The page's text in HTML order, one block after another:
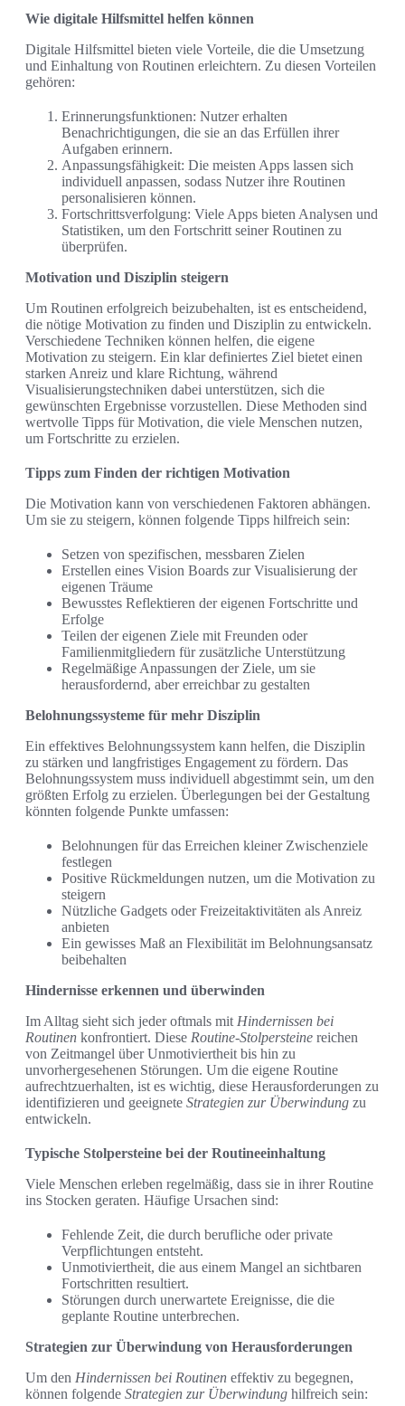
Wie digitale Hilfsmittel helfen können
Digitale Hilfsmittel bieten viele Vorteile, die die Umsetzung
und Einhaltung von Routinen erleichtern. Zu diesen Vorteilen
gehören:
Erinnerungsfunktionen: Nutzer erhalten
Benachrichtigungen, die sie an das Erfüllen ihrer
Aufgaben erinnern.
Anpassungsfähigkeit: Die meisten Apps lassen sich
individuell anpassen, sodass Nutzer ihre Routinen
personalisieren können.
Fortschrittsverfolgung: Viele Apps bieten Analysen und
Statistiken, um den Fortschritt seiner Routinen zu
überprüfen.
Motivation und Disziplin steigern
Um Routinen erfolgreich beizubehalten, ist es entscheidend,
die nötige Motivation zu finden und Disziplin zu entwickeln.
Verschiedene Techniken können helfen, die eigene
Motivation zu steigern. Ein klar definiertes Ziel bietet einen
starken Anreiz und klare Richtung, während
Visualisierungstechniken dabei unterstützen, sich die
gewünschten Ergebnisse vorzustellen. Diese Methoden sind
wertvolle Tipps für Motivation, die viele Menschen nutzen,
um Fortschritte zu erzielen.
Tipps zum Finden der richtigen Motivation
Die Motivation kann von verschiedenen Faktoren abhängen.
Um sie zu steigern, können folgende Tipps hilfreich sein:
Setzen von spezifischen, messbaren Zielen
Erstellen eines Vision Boards zur Visualisierung der
eigenen Träume
Bewusstes Reflektieren der eigenen Fortschritte und
Erfolge
Teilen der eigenen Ziele mit Freunden oder
Familienmitgliedern für zusätzliche Unterstützung
Regelmäßige Anpassungen der Ziele, um sie
herausfordernd, aber erreichbar zu gestalten
Belohnungssysteme für mehr Disziplin
Ein effektives Belohnungssystem kann helfen, die Disziplin
zu stärken und langfristiges Engagement zu fördern. Das
Belohnungssystem muss individuell abgestimmt sein, um den
größten Erfolg zu erzielen. Überlegungen bei der Gestaltung
könnten folgende Punkte umfassen:
Belohnungen für das Erreichen kleiner Zwischenziele
festlegen
Positive Rückmeldungen nutzen, um die Motivation zu
steigern
Nützliche Gadgets oder Freizeitaktivitäten als Anreiz
anbieten
Ein gewisses Maß an Flexibilität im Belohnungsansatz
beibehalten
Hindernisse erkennen und überwinden
Im Alltag sieht sich jeder oftmals mit Hindernissen bei
Routinen konfrontiert. Diese Routine-Stolpersteine reichen
von Zeitmangel über Unmotiviertheit bis hin zu
unvorhergesehenen Störungen. Um die eigene Routine
aufrechtzuerhalten, ist es wichtig, diese Herausforderungen zu
identifizieren und geeignete Strategien zur Überwindung zu
entwickeln.
Typische Stolpersteine bei der Routineeinhaltung
Viele Menschen erleben regelmäßig, dass sie in ihrer Routine
ins Stocken geraten. Häufige Ursachen sind:
Fehlende Zeit, die durch berufliche oder private
Verpflichtungen entsteht.
Unmotiviertheit, die aus einem Mangel an sichtbaren
Fortschritten resultiert.
Störungen durch unerwartete Ereignisse, die die
geplante Routine unterbrechen.
Strategien zur Überwindung von Herausforderungen
Um den Hindernissen bei Routinen effektiv zu begegnen,
können folgende Strategien zur Überwindung hilfreich sein: